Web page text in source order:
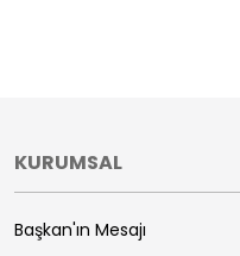
KURUMSAL
Başkan'ın Mesajı